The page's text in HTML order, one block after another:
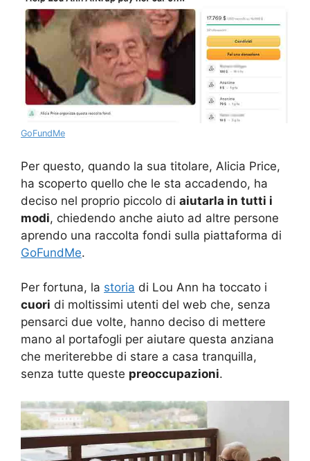
GoFundMe
Per questo, quando la sua titolare, Alicia Price,
ha scoperto quello che le sta accadendo, ha
deciso nel proprio piccolo di aiutarla in tutti i
modi, chiedendo anche aiuto ad altre persone
aprendo una raccolta fondi sulla piattaforma di
GoFundMe.
Per fortuna, la storia di Lou Ann ha toccato i
cuori di moltissimi utenti del web che, senza
pensarci due volte, hanno deciso di mettere
mano al portafogli per aiutare questa anziana
che meriterebbe di stare a casa tranquilla,
senza tutte queste preoccupazioni.